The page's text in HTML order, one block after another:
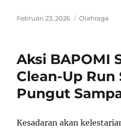
Posted
Februari 23, 2026 Categories
Olahraga
Aksi BAPOMI
Clean-Up Run
Pungut
Kesadaran akan